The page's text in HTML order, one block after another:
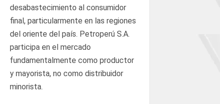
desabastecimiento al consumidor
final, particularmente en las regiones
del oriente del país. Petroperú S.A.
participa en el mercado
fundamentalmente como productor
y mayorista, no como distribuidor
minorista.